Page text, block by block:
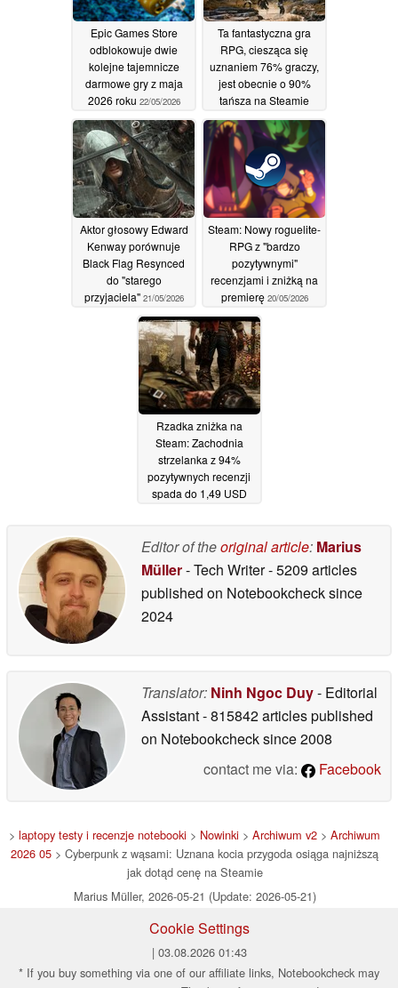
Epic Games Store
odblokowuje dwie
kolejne tajemnicze
darmowe gry z maja
2026 roku 22/05/2026
Ta fantastyczna gra
RPG, ciesząca się
uznaniem 76% graczy,
jest obecnie o 90%
tańsza na Steamie
22/05/2026
Aktor głosowy Edward
Kenway porównuje
Black Flag Resynced
do "starego
przyjaciela" 21/05/2026
Steam: Nowy roguelite-
RPG z "bardzo
pozytywnymi"
recenzjami i zniżką na
premierę 20/05/2026
Rzadka zniżka na
Steam: Zachodnia
strzelanka z 94%
pozytywnych recenzji
spada do 1,49 USD
Editor of theoriginal article: Marius
Müller- Tech Writer- 5209 articles
published on Notebookchecksince
2024
Translator: Ninh Ngoc Duy- Editorial
Assistant- 815842 articles published
on Notebookchecksince 2008
contact me via:
Facebook
> laptopy testy i recenzje notebooki > Nowinki > Archiwum v2 > Archiwum
2026 05 > Cyberpunk z wąsami: Uznana kocia przygoda osiąga najniższą
jak dotąd cenę na Steamie
Marius Müller, 2026-05-21 (Update: 2026-05-21)
Cookie Settings
| 03.08.2026 01:43
* If you buy something via one of our affiliate links, Notebookcheck may